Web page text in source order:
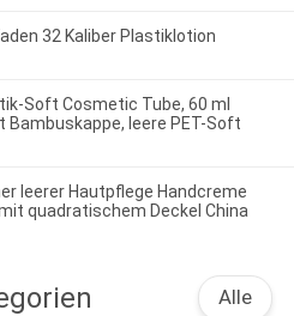
32 Kaliber Plastiklotion
Soft Cosmetic Tube, 60 ml
leere PET-Soft
leerer Hautpflege Handcreme
quadratischem Deckel China
Alle